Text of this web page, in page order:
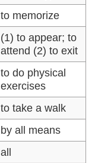
to memorize
(1) to appear; to
attend (2) to exit
to do physical
exercises
to take a walk
by all means
all